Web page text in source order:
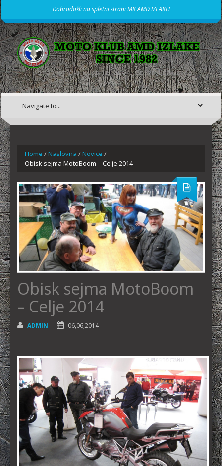
Dobrodošli na spletni strani MK AMD IZLAKE!
MOTORISTIČNI KLUB IZ IZLAK, ŽE OD LETA 1982
Home /Naslovna /Novice /
Obisk sejma MotoBoom – Celje 2014
Obisk sejma MotoBoom
– Celje 2014
ADMIN 06,06,2014